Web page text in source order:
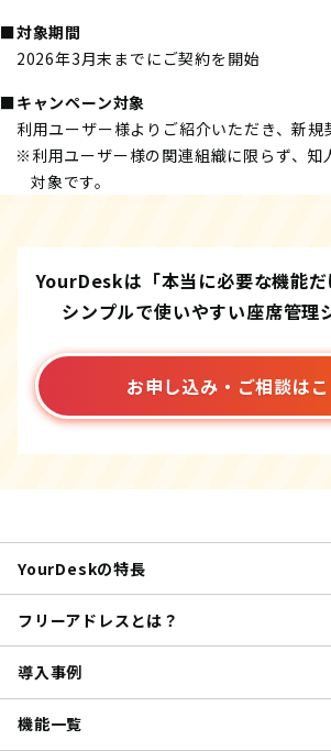
■対象期間
2026年3月末までにご契約を開始
■キャンペーン対象
利用ユーザー様よりご紹介いただき、新規
※利用ユーザー様の関連組織に限らず、知
対象です。
YourDeskは「本当に必要な機能
シンプルで使いやすい座席管理
お申し込み・ご相談は
YourDeskの特長
フリーアドレスとは？
導入事例
機能一覧